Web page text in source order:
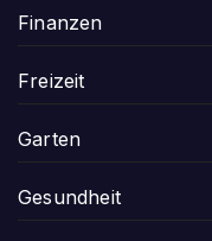
Finanzen
Freizeit
Garten
Gesundheit